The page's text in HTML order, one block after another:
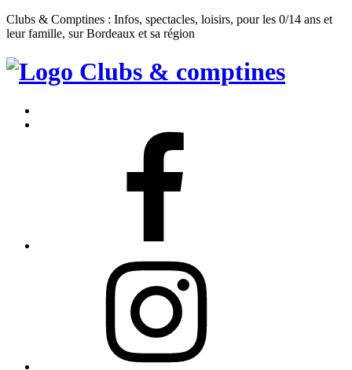
Clubs & Comptines : Infos, spectacles, loisirs, pour les 0/14 ans et
leur famille, sur Bordeaux et sa région
Clubs
Comptines